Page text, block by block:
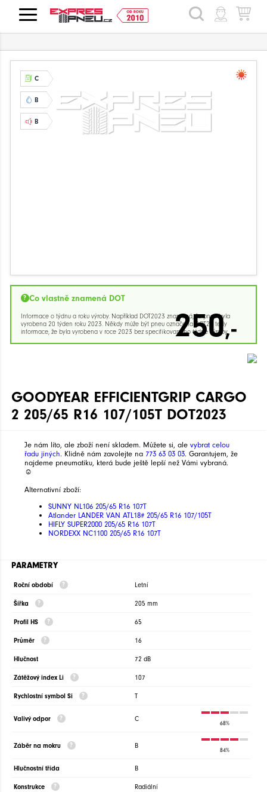
HLEDAT
C
B
B
Co vlastně znamená DOT
Informace o týdnu a roku výroby. Například DOT2023 znamená, že pneu byla
vyrobena 20 týden roku 2023. Někdy může být pneu označena DOT23 tedy
informace, že byla vyrobena v roce 2023 bez specifikovaného týdne výroby.
250,-
GOODYEAR EFFICIENTGRIP CARGO
2 205/65 R16 107/105T DOT2023
Je nám líto, ale zboží není skladem. Můžete si, ale vybrat celou
řadu jiných. Klidně nám zavolejte na 773 63 03 03. Garantujem, že
najdeme pneumatiku, která bude ještě lepší než Vámi vybraná.
☺
Alternativní zboží:
SUNNY NL106 205/65 R16 107T
Atlander LANDER VAN ATL18# 205/65 R16 107/105T
HIFLY SUPER2000 205/65 R16 107T
NORDEXX NC1100 205/65 R16 107T
PARAMETRY
Roční období Letní
Šířka 205 mm
Profil HS 65
Průměr 16
Hlučnost 72 dB
Zátěžový index Li 107
Rychlostní symbol Si T
Valivý odpor C
68%
Záběr na mokru B
84%
Hlučnostní třída B
Konstrukce Radiální